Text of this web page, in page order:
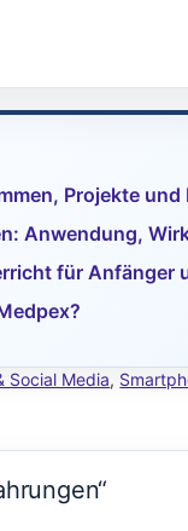
Projekte
Anwendung,
für Anfänger
Social Media,